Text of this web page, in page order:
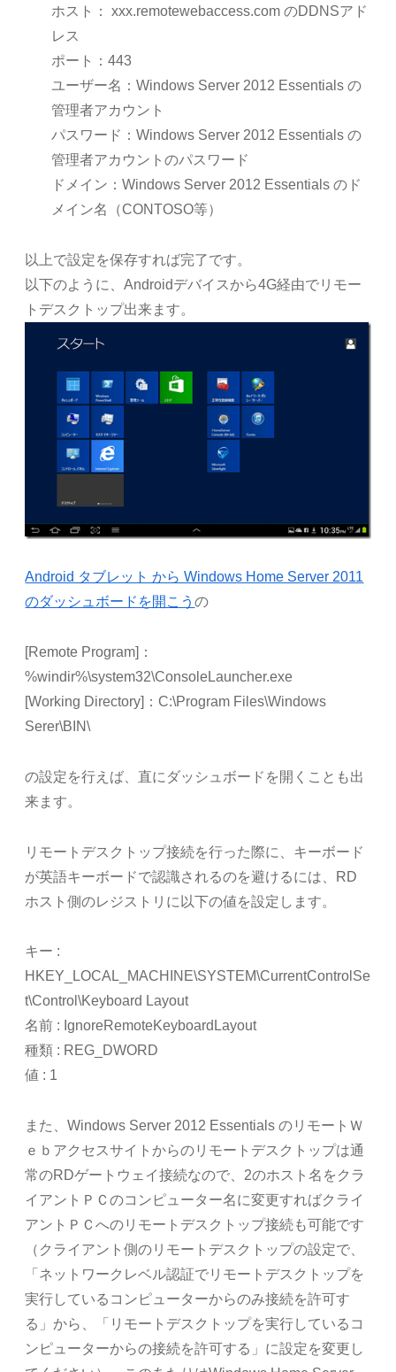
ホスト： xxx.remotewebaccess.com のDDNSアド
レス
ポート：443
ユーザー名：Windows Server 2012 Essentials の
管理者アカウント
パスワード：Windows Server 2012 Essentials の
管理者アカウントのパスワード
ドメイン：Windows Server 2012 Essentials のド
メイン名（CONTOSO等）
以上で設定を保存すれば完了です。
以下のように、Androidデバイスから4G経由でリモー
トデスクトップ出来ます。
Android タブレット から Windows Home Server 2011
のダッシュボードを開こうの
[Remote Program]：
%windir%\system32\ConsoleLauncher.exe
[Working Directory]：C:\Program Files\Windows
Serer\BIN\
の設定を行えば、直にダッシュボードを開くことも出
来ます。
リモートデスクトップ接続を行った際に、キーボード
が英語キーボードで認識されるのを避けるには、RD
ホスト側のレジストリに以下の値を設定します。
キー :
HKEY_LOCAL_MACHINE\SYSTEM\CurrentControlSe
t\Control\Keyboard Layout
名前 : IgnoreRemoteKeyboardLayout
種類 : REG_DWORD
値 : 1
また、Windows Server 2012 Essentials のリモートＷ
ｅｂアクセスサイトからのリモートデスクトップは通
常のRDゲートウェイ接続なので、2のホスト名をクラ
イアントＰＣのコンピューター名に変更すればクライ
アントＰＣへのリモートデスクトップ接続も可能です
（クライアント側のリモートデスクトップの設定で、
「ネットワークレベル認証でリモートデスクトップを
実行しているコンピューターからのみ接続を許可す
る」から、「リモートデスクトップを実行しているコ
ンピューターからの接続を許可する」に設定を変更し